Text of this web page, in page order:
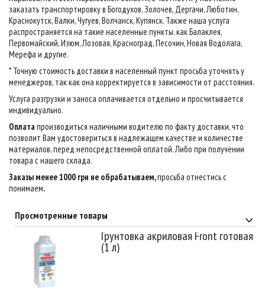
заказать транспортировку в Богодухов, Золочев, Дергачи, Люботин,
Краснокутск, Валки, Чугуев, Волчанск, Купянск. Также наша услуга
распространяется на такие населенные пункты. как Балаклея,
Первомайский, Изюм, Лозовая, Красноград, Песочин, Новая Водолага,
Мерефа и другие.
* Точную стоимость доставки в населенный пункт просьба уточнять у
менеджеров, так как она корректируется в зависимости от расстояния.
Услуга разгрузки и заноса оплачивается отдельно и просчитывается
индивидуально.
Оплатапроизводиться наличными водителю по факту доставки, что
позволит Вам удостовериться в надлежащем качестве и количестве
материалов, перед непосредственной оплатой. Либо при получении
товара с нашего склада.
Заказы менее 1000 грн не обрабатываем,просьба отнестись с
понимаем.
Просмотренные товары
Грунтовка акриловая Front готовая
(1 л)